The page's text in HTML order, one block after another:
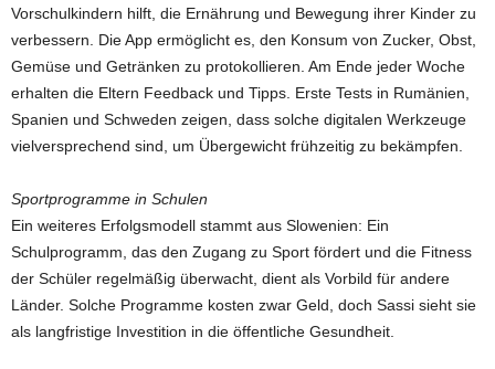
Vorschulkindern hilft, die Ernährung und Bewegung ihrer Kinder zu
verbessern. Die App ermöglicht es, den Konsum von Zucker, Obst,
Gemüse und Getränken zu protokollieren. Am Ende jeder Woche
erhalten die Eltern Feedback und Tipps. Erste Tests in Rumänien,
Spanien und Schweden zeigen, dass solche digitalen Werkzeuge
vielversprechend sind, um Übergewicht frühzeitig zu bekämpfen.
Sportprogramme in Schulen
Ein weiteres Erfolgsmodell stammt aus Slowenien: Ein
Schulprogramm, das den Zugang zu Sport fördert und die Fitness
der Schüler regelmäßig überwacht, dient als Vorbild für andere
Länder. Solche Programme kosten zwar Geld, doch Sassi sieht sie
als langfristige Investition in die öffentliche Gesundheit.